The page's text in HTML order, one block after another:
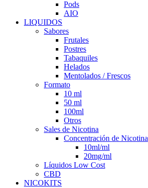
Pods
AIO
LIQUIDOS
Sabores
Frutales
Postres
Tabaquiles
Helados
Mentolados / Frescos
Formato
10 ml
50 ml
100ml
Otros
Sales de Nicotina
Concentración de Nicotina
10ml/ml
20mg/ml
Líquidos Low Cost
CBD
NICOKITS